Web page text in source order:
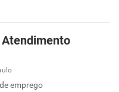
emprego